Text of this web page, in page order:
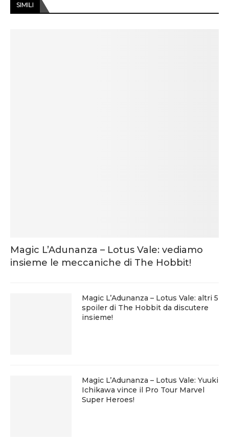
SIMILI
Magic L’Adunanza – Lotus Vale: vediamo
insieme le meccaniche di The Hobbit!
Magic L’Adunanza – Lotus Vale: altri 5
spoiler di The Hobbit da discutere
insieme!
Magic L’Adunanza – Lotus Vale: Yuuki
Ichikawa vince il Pro Tour Marvel
Super Heroes!